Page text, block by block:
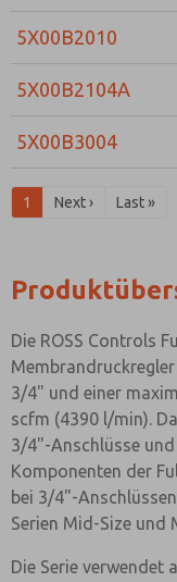
5X00B2010
5X00B2104A
5X00B3004
1 Next › Last »
Die ROSS Controls
3/4" und einer
scfm (4390 l/min).
3/4"-Anschlüsse
Komponenten der
bei 3/4"-
Serien Mid-Size und
Die Serie verwendet